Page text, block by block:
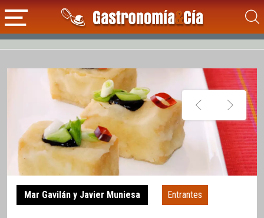
Mar Gavilán y Javier Muniesa Entrantes